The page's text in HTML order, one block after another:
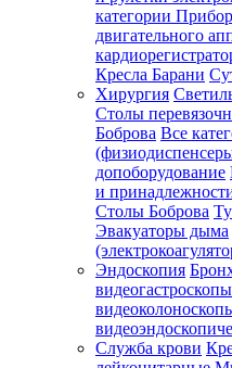
категории
двигательного
Кресла Барани
Хирургия
Столы
Боброва Все
допоборудование
и
Столы Боброва
Эвакуаторы дыма
Эндоскопия
видеогастроскопы
Служба крови